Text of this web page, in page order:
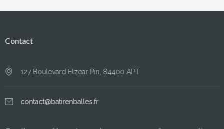
Contact
127 Boulevard Elzear Pin, 84400 APT
contact@batirenballes.fr